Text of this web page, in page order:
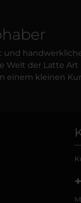
und
der Latte
einem kleinen